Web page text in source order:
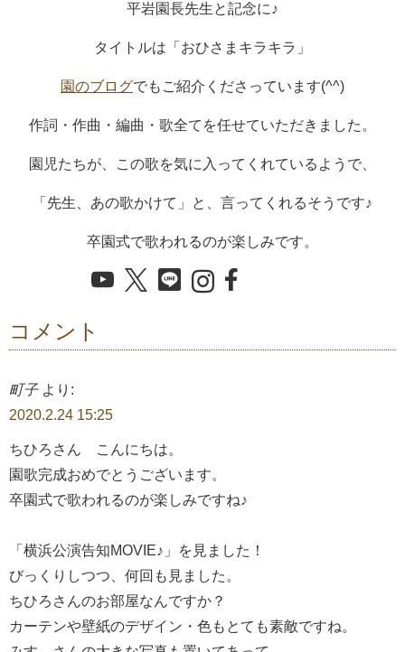
平岩園長先生と記念に♪
タイトルは「おひさまキラキラ」
園のブログでもご紹介くださっています(^^)
作詞・作曲・編曲・歌全てを任せていただきました。
園児たちが、この歌を気に入ってくれているようで、
「先生、あの歌かけて」と、言ってくれるそうです♪
卒園式で歌われるのが楽しみです。
コメント
町子 より:
2020.2.24 15:25
ちひろさん こんにちは。
園歌完成おめでとうございます。
卒園式で歌われるのが楽しみですね♪
「横浜公演告知MOVIE♪」を見ました！
びっくりしつつ、何回も見ました。
ちひろさんのお部屋なんですか？
カーテンや壁紙のデザイン・色もとても素敵ですね。